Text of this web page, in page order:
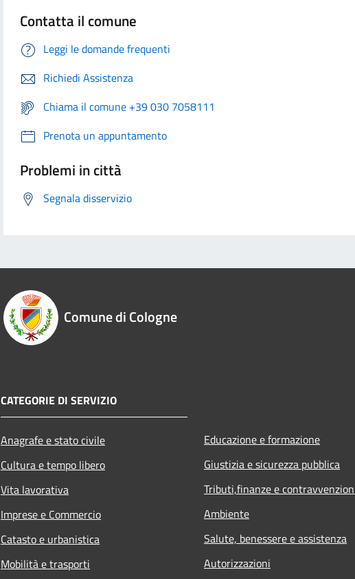
Contatta il comune
Leggi le domande frequenti
Richiedi Assistenza
Chiama il comune +39 030 7058111
Prenota un appuntamento
Problemi in città
Segnala disservizio
Comune di Cologne
CATEGORIE DI SERVIZIO
Anagrafe e stato civile
Cultura e tempo libero
Vita lavorativa
Imprese e Commercio
Catasto e urbanistica
Mobilità e trasporti
Educazione e formazione
Giustizia e sicurezza pubblica
Tributi,finanze e
Ambiente
Salute, benessere e assistenza
Autorizzazioni